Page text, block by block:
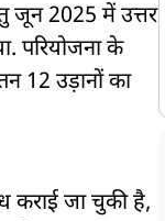
जून 2025 में उत्तर
परियोजना के
12 उड़ानों का
कराई जा चुकी है,